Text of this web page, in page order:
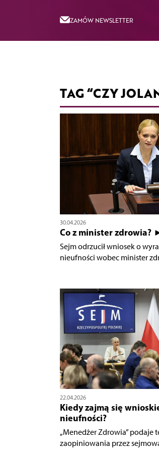
ZAMÓW NEWSLETTER
TAG “CZY
30.04.2026
Co z minister zdrowia?
Sejm odrzucił wniosek o
nieufności wobec minister
22.04.2026
Kiedy zajmą się
nieufności?
„Menedżer Zdrowia” podaje
zaopiniowania przez